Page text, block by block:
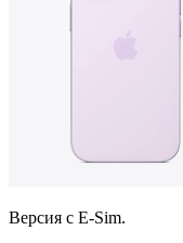
Версия с E-Sim.